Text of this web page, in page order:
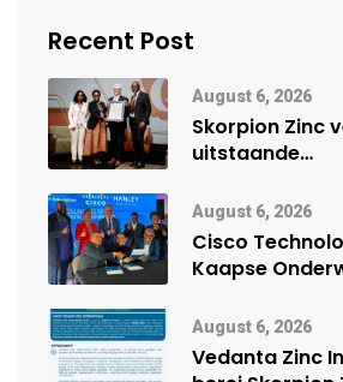
Recent Post
August 6, 2026
Skorpion Zinc
uitstaande
Namibië
August 6, 2026
Cisco
Kaapse
vennootskap
August 6, 2026
Vedanta Zinc